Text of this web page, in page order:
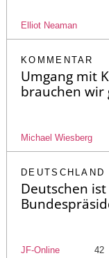
Elliot Neaman
KOMMENTAR
Umgang mit
brauchen wir
Michael Wiesberg
DEUTSCHLAND
Deutschen
JF-Online 42